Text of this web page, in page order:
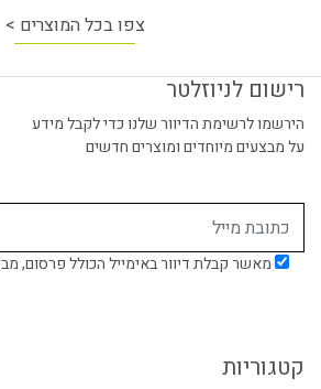
צפו בכל המוצרים >
רישום לניוזלטר
הירשמו לרשימת הדיוור שלנו כדי לקבל מידע
על מבצעים מיוחדים ומוצרים חדשים
מאשר קבלת דיוור באימייל הכולל פרסום,
קטגוריות